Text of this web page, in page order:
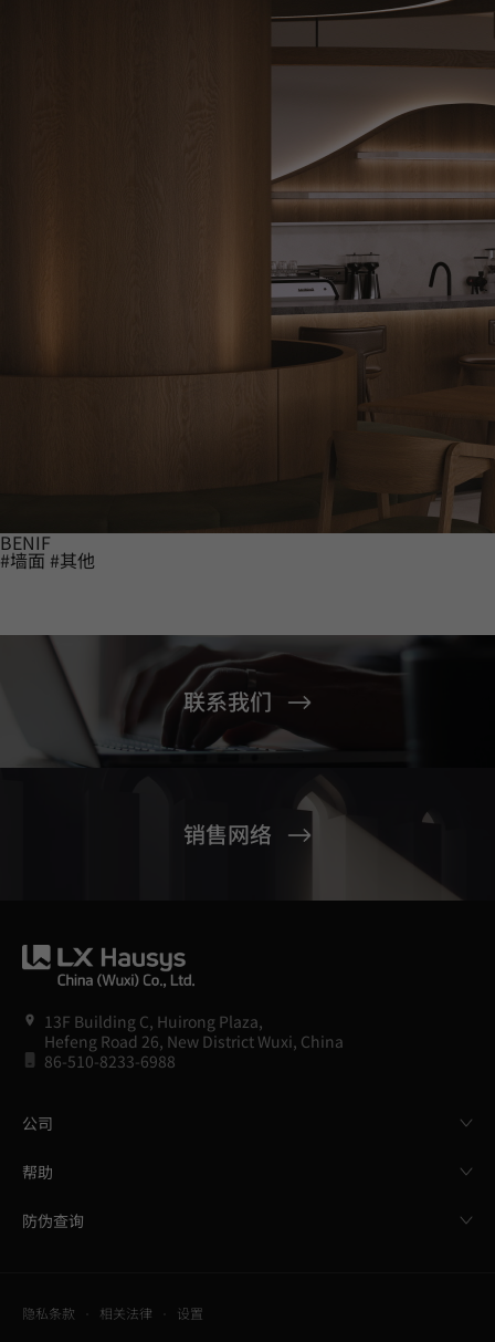
BENIF
#墙面 #其他
联系我们
销售网络
13F Building C, Huirong Plaza,
Hefeng Road 26, New District Wuxi, China
86-510-8233-6988
公司
帮助
防伪查询
隐私条款 相关法律 设置